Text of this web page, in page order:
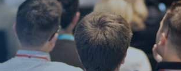
接口
采样